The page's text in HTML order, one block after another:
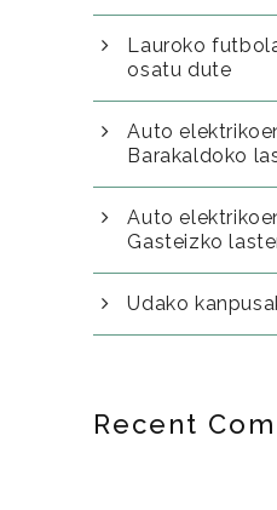
Lauroko
osatu dute
Auto
Barakaldoko
Auto
Gasteizko
Udako
Recent